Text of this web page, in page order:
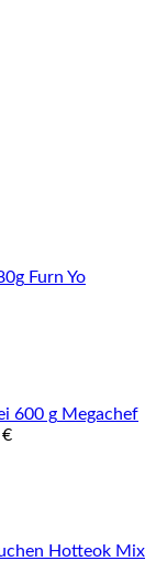
Furn Yo
Megachef
€